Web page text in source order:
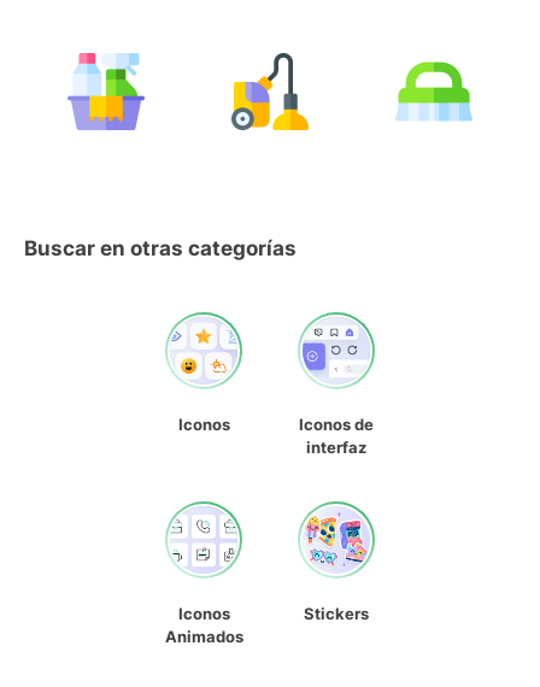
Buscar en otras categorías
Iconos
Iconos de
interfaz
Iconos
Animados
Stickers